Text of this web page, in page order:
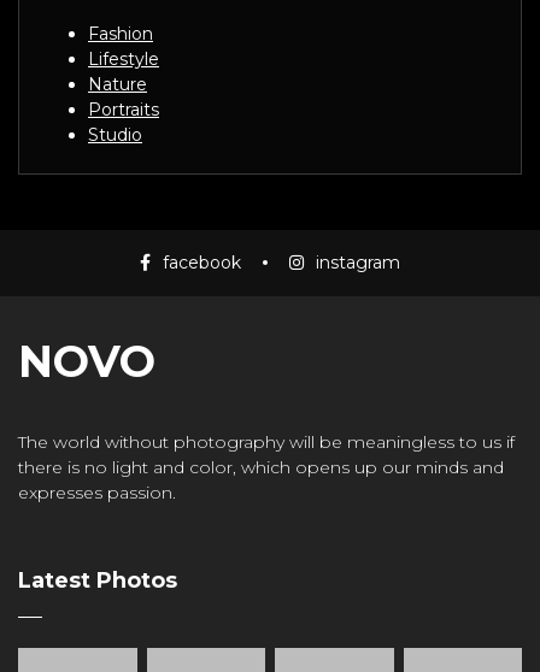
Fashion
Lifestyle
Nature
Portraits
Studio
facebook instagram
NOVO
The world without photography will be meaningless to us if
there is no light and color, which opens up our minds and
expresses passion.
Latest Photos